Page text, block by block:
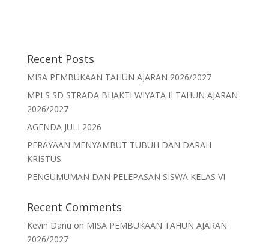
Recent Posts
MISA PEMBUKAAN TAHUN AJARAN 2026/2027
MPLS SD STRADA BHAKTI WIYATA II TAHUN AJARAN
2026/2027
AGENDA JULI 2026
PERAYAAN MENYAMBUT TUBUH DAN DARAH
KRISTUS
PENGUMUMAN DAN PELEPASAN SISWA KELAS VI
Recent Comments
Kevin Danu on MISA PEMBUKAAN TAHUN AJARAN
2026/2027